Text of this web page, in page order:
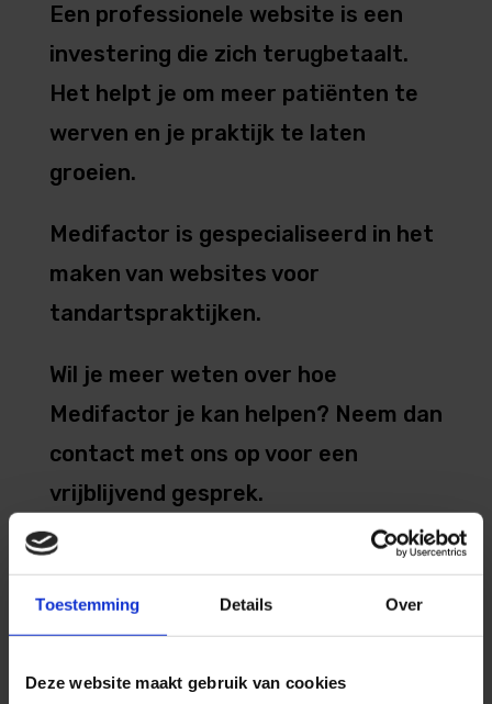
Toestemming Details Over
Deze website maakt gebruik van cookies
Een professionele website is een
investering die zich terugbetaalt.
Het helpt je om meer patiënten te
werven en je praktijk te laten
groeien.
Medifactor is gespecialiseerd in het
maken van websites voor
tandartspraktijken.
Wil je meer weten over hoe
Medifactor je kan helpen? Neem dan
contact met ons op voor een
vrijblijvend gesprek.